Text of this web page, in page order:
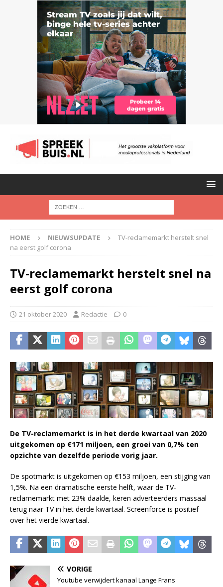
HOME NIEUWSUPDATE
TV-reclamemarkt herstelt snel
na eerst golf corona
TV-reclamemarkt herstelt snel na
eerst golf corona
21 oktober 2020 Redactie 0
De TV-reclamemarkt is in het derde kwartaal van 2020
uitgekomen op €171 miljoen, een groei van 0,7% ten
opzichte van dezelfde periode vorig jaar.
De spotmarkt is uitgekomen op €153 miljoen, een stijging van
1,5%. Na een dramatische eerste helft, waar de TV-
reclamemarkt met 23% daalde, keren adverteerders massaal
terug naar TV in het derde kwartaal. Screenforce is positief
over het vierde kwartaal.
VORIGE
Youtube verwijdert kanaal Lange Frans